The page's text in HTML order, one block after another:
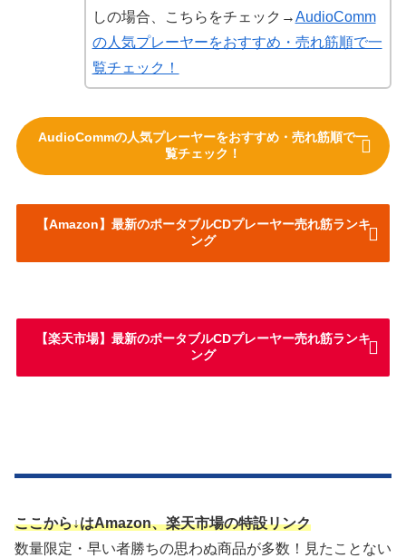
しの場合、こちらをチェック→AudioComm
の人気プレーヤーをおすすめ・売れ筋順で一
覧チェック！
AudioCommの人気プレーヤーをおすすめ・売れ筋順で一
覧チェック！
【Amazon】最新のポータブルCDプレーヤー売れ筋ランキ
ング
【楽天市場】最新のポータブルCDプレーヤー売れ筋ランキ
ング
ここから↓はAmazon、楽天市場の特設リンク
数量限定・早い者勝ちの思わぬ商品が多数！見たことない